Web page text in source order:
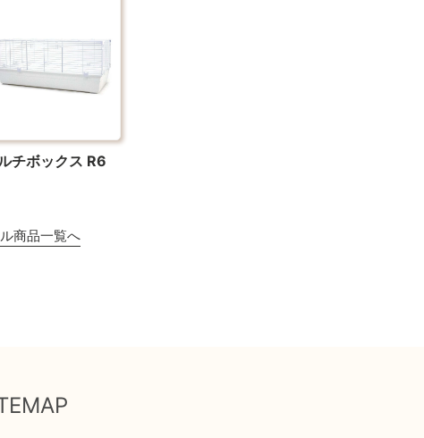
チボックス R6
商品一覧へ